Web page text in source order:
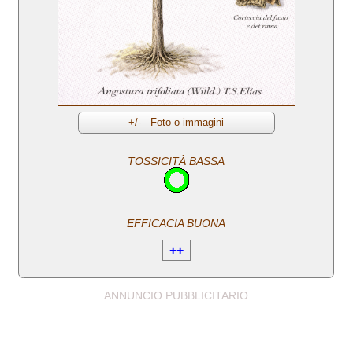
TOSSICITÀ BASSA
EFFICACIA BUONA
++
ANNUNCIO PUBBLICITARIO